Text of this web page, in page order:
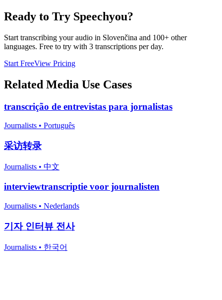
Ready to Try Speechyou?
Start transcribing your audio in Slovenčina and 100+ other
languages. Free to try with 3 transcriptions per day.
Start FreeView Pricing
Related Media Use Cases
transcrição de entrevistas para jornalistas
Journalists • Português
采访转录
Journalists • 中文
interviewtranscriptie voor journalisten
Journalists • Nederlands
기자 인터뷰 전사
Journalists • 한국어